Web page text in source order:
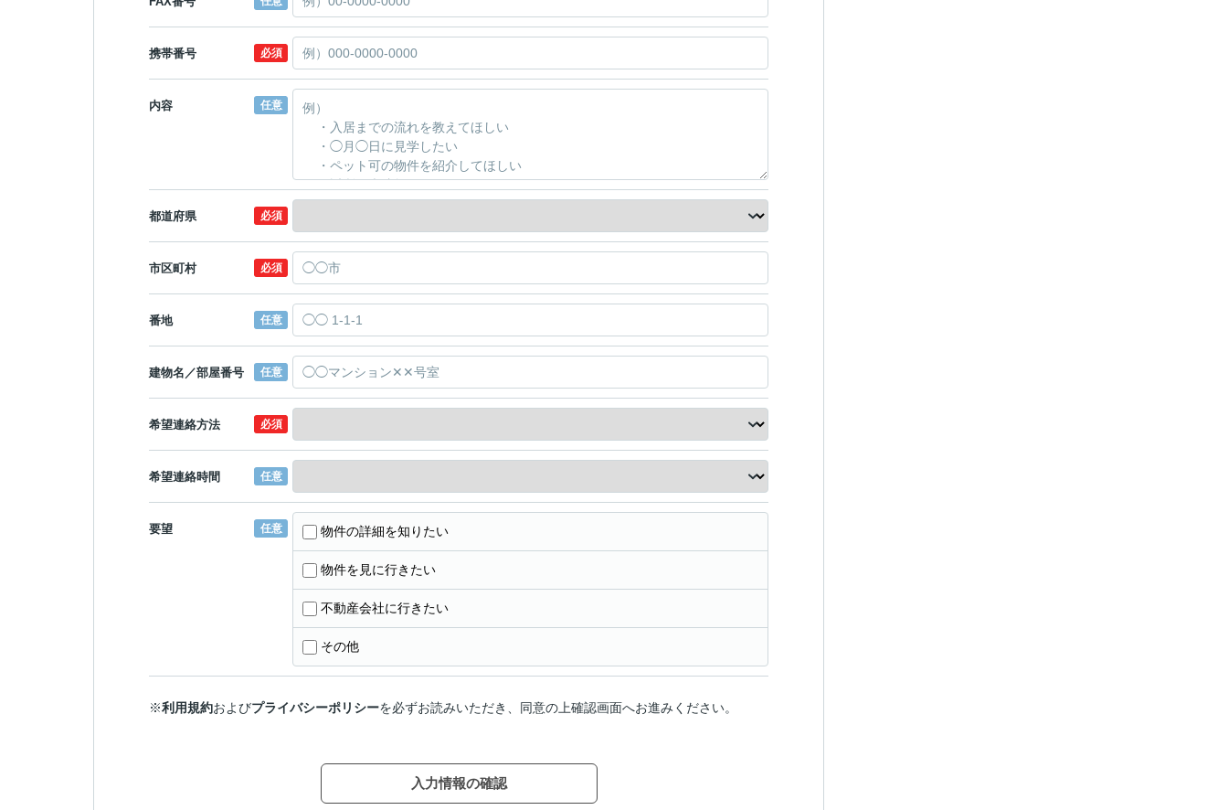
携帯番号 必須
内容 任意
都道府県 必須
市区町村 必須
番地 任意
建物名／部屋番号 任意
希望連絡方法 必須
希望連絡時間 任意
要望 任意 物件の詳細を知りたい
物件を見に行きたい
不動産会社に行きたい
その他
※利用規約およびプライバシーポリシーを必ずお読みいただき、同意の上確認画面へお進みください。
入力情報の確認